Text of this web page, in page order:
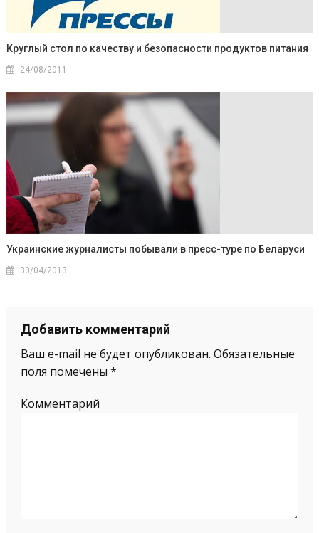
Круглый стол по качеству и безопасности продуктов питания
24/08/2011
Украинские журналисты побывали в пресс-туре по Беларуси
30/04/2013
Добавить комментарий
Ваш e-mail не будет опубликован. Обязательные
поля помечены *
Комментарий